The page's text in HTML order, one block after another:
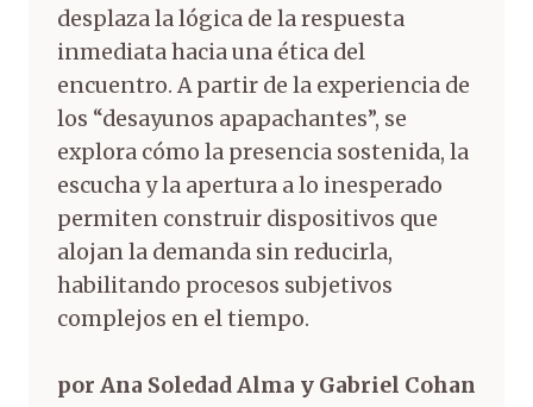
desplaza la lógica de la respuesta
inmediata hacia una ética del
encuentro. A partir de la experiencia de
los “desayunos apapachantes”, se
explora cómo la presencia sostenida, la
escucha y la apertura a lo inesperado
permiten construir dispositivos que
alojan la demanda sin reducirla,
habilitando procesos subjetivos
complejos en el tiempo.
por Ana Soledad Alma y Gabriel Cohan